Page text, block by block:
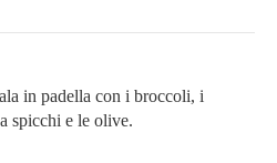
in padella con i broccoli, i
spicchi e le olive.